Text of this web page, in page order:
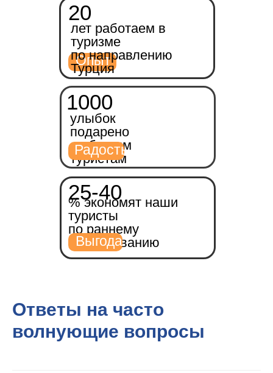
20
Опыт
25-40
% экономят наши
туристы
по раннему
бронированию
Выгода
лет работаем в
туризме
по направлению
Турция
1000
улыбок
подарено
любимым
туристам
Радость
Ответы на часто
волнующие вопросы